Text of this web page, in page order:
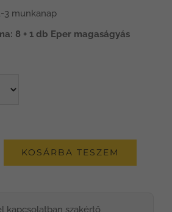
3 munkanap
8 + 1 db Eper magaságyás
KOSÁRBA TESZEM
kapcsolatban szakértő